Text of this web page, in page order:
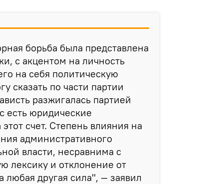
борьба была представлена
с акцентом на личность
на себя политическую
сказать по части партии
разжигалась партией
есть юридические
счет. Степень влияния на
административного
власти, несравнима с
лексику и отклонение от
другая сила", — заявил